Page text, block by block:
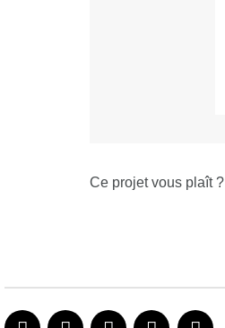
Ce projet vous plaît ?